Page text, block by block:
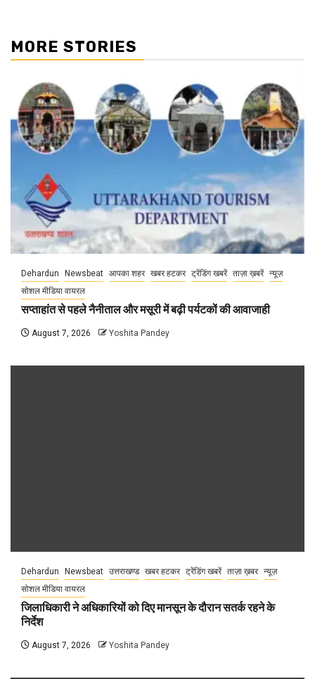
MORE STORIES
Dehardun Newsbeat आपका शहर खबर हटकर ट्रेंडिंग खबरें ताज़ा ख़बरें न्यूज़
सोशल मीडिया वायरल
सप्ताहांत से पहले नैनीताल और मसूरी में बढ़ी पर्यटकों की आवाजाही
August 7, 2026 Yoshita Pandey
Dehardun Newsbeat उत्तराखण्ड खबर हटकर ट्रेंडिंग खबरें ताज़ा ख़बर न्यूज़
सोशल मीडिया वायरल
जिलाधिकारी ने अधिकारियों को दिए मानसून के दौरान सतर्क रहने के
निर्देश
August 7, 2026 Yoshita Pandey